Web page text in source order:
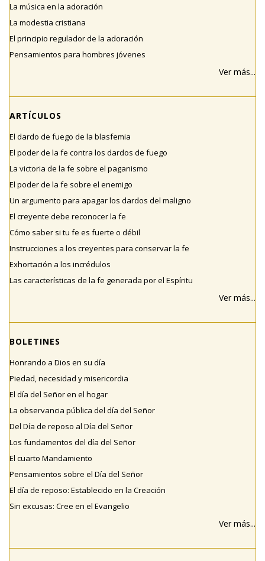
La música en la adoración
La modestia cristiana
El principio regulador de la adoración
Pensamientos para hombres jóvenes
Ver más...
ARTÍCULOS
El dardo de fuego de la blasfemia
El poder de la fe contra los dardos de fuego
La victoria de la fe sobre el paganismo
El poder de la fe sobre el enemigo
Un argumento para apagar los dardos del maligno
El creyente debe reconocer la fe
Cómo saber si tu fe es fuerte o débil
Instrucciones a los creyentes para conservar la fe
Exhortación a los incrédulos
Las características de la fe generada por el Espíritu
Ver más...
BOLETINES
Honrando a Dios en su día
Piedad, necesidad y misericordia
El día del Señor en el hogar
La observancia pública del día del Señor
Del Día de reposo al Día del Señor
Los fundamentos del día del Señor
El cuarto Mandamiento
Pensamientos sobre el Día del Señor
El día de reposo: Establecido en la Creación
Sin excusas: Cree en el Evangelio
Ver más...